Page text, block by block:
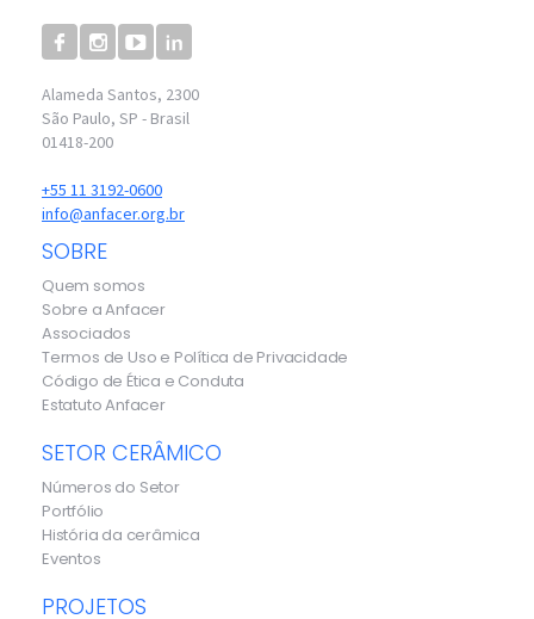
Alameda Santos, 2300
São Paulo, SP - Brasil
01418-200
+55 11 3192-0600
info@anfacer.org.br
SOBRE
Quem somos
Sobre a Anfacer
Associados
Termos de Uso e Política de Privacidade
Código de Ética e Conduta
Estatuto Anfacer
SETOR CERÂMICO
Números do Setor
Portfólio
História da cerâmica
Eventos
PROJETOS